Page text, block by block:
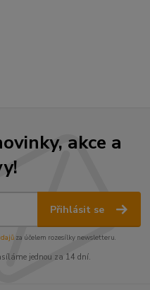
akce a
Přihlásit se
za účelem rozesílky newsletteru.
jednou za 14 dní.